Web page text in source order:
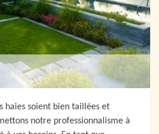
haies soient bien taillées et
notre professionnalisme à